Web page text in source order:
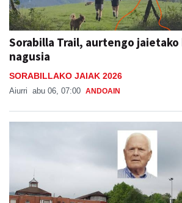
Sorabilla Trail, aurtengo
nagusia
SORABILLAKO JAIAK 2026
Aiurri abu 06, 07:00 ANDOAIN